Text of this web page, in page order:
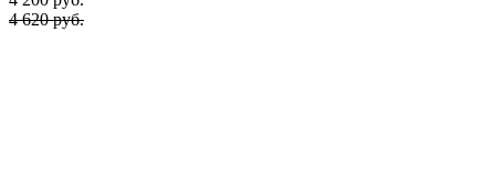
4 620 руб.